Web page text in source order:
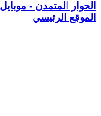
الحوار المتمدن - موبايل
الموقع الرئيسي